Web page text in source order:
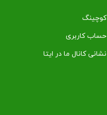
کوچینگ
حساب کاربری
نشانی کانال ما در ایتا